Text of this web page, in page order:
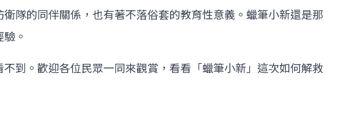
隊的同伴關係，也有著不落俗套的教育性意義。蠟筆小新還是那
。
到。歡迎各位民眾一同來觀賞，看看「蠟筆小新」這次如何解救